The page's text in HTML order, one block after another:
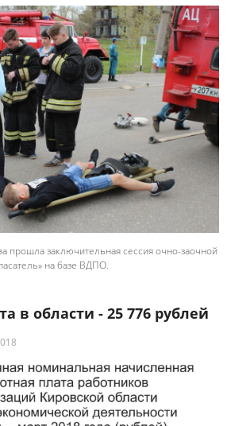
прошла заключительная сессия очно-заочной
на базе ВДПО.
в области - 25 776 рублей